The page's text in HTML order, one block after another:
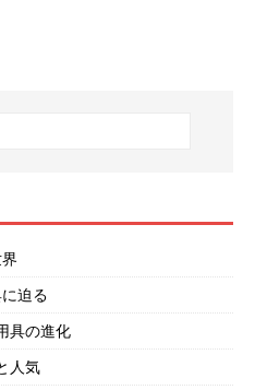
迫る
具の進化
人気